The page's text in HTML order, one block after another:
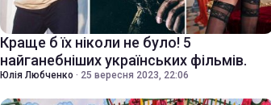
Краще б їх ніколи не було! 5
найганебніших українських фільмів.
Юлія Любченко · 25 вересня 2023, 22:06